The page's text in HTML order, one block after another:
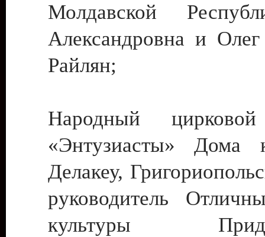
Молдавской
Александровна и
Райлян;
Народный цирковой
«Энтузиасты» Дома
Делакеу,
руководитель
культуры